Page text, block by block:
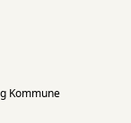
Kommune​